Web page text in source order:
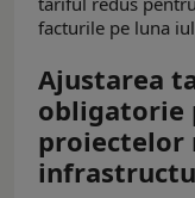
facturile pe luna
Ajustarea
obligatorie
proiectelor